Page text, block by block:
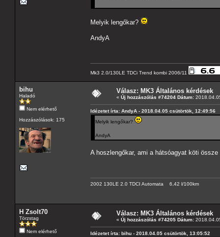
Melyik lengőkar?
AndyA
Mk3 2.0/130LE TDCi Trend kombi 2006/11
bihu
Haladó
Nem elérhető
Hozzászólások: 175
Válasz: MK3 Általános kérdések
« Új hozzászólás #74204 Dátum:
Idézetet írta: AndyA - 2018.04.05 csütörtök, 12:49:56
Melyik lengőkar?
AndyA
A hoszlengőkar, ami a hátsóagyat köti
2002 130LE 2.0 TDCI Automata 6,42 l/100km
H Zsolt70
Törzstag
Nem elérhető
Válasz: MK3 Általános kérdések
« Új hozzászólás #74205 Dátum:
Idézetet írta: bihu - 2018.04.05 csütörtök, 13:05:52